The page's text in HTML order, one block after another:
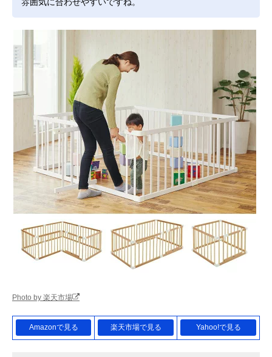
Photo by 楽天市場
Amazonで見る 楽天市場で見る Yahoo!で見る